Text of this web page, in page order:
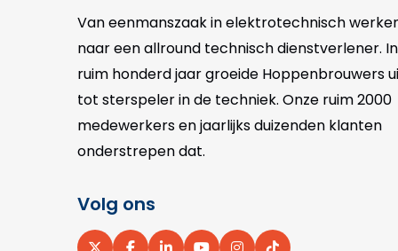
Van eenmanszaak in elektrotechnisch
naar een allround technisch dienstverlener. In
ruim honderd jaar groeide Hoppenbrouwers
tot sterspeler in de techniek. Onze ruim 2000
medewerkers en jaarlijks duizenden klanten
onderstrepen dat.
Volg ons